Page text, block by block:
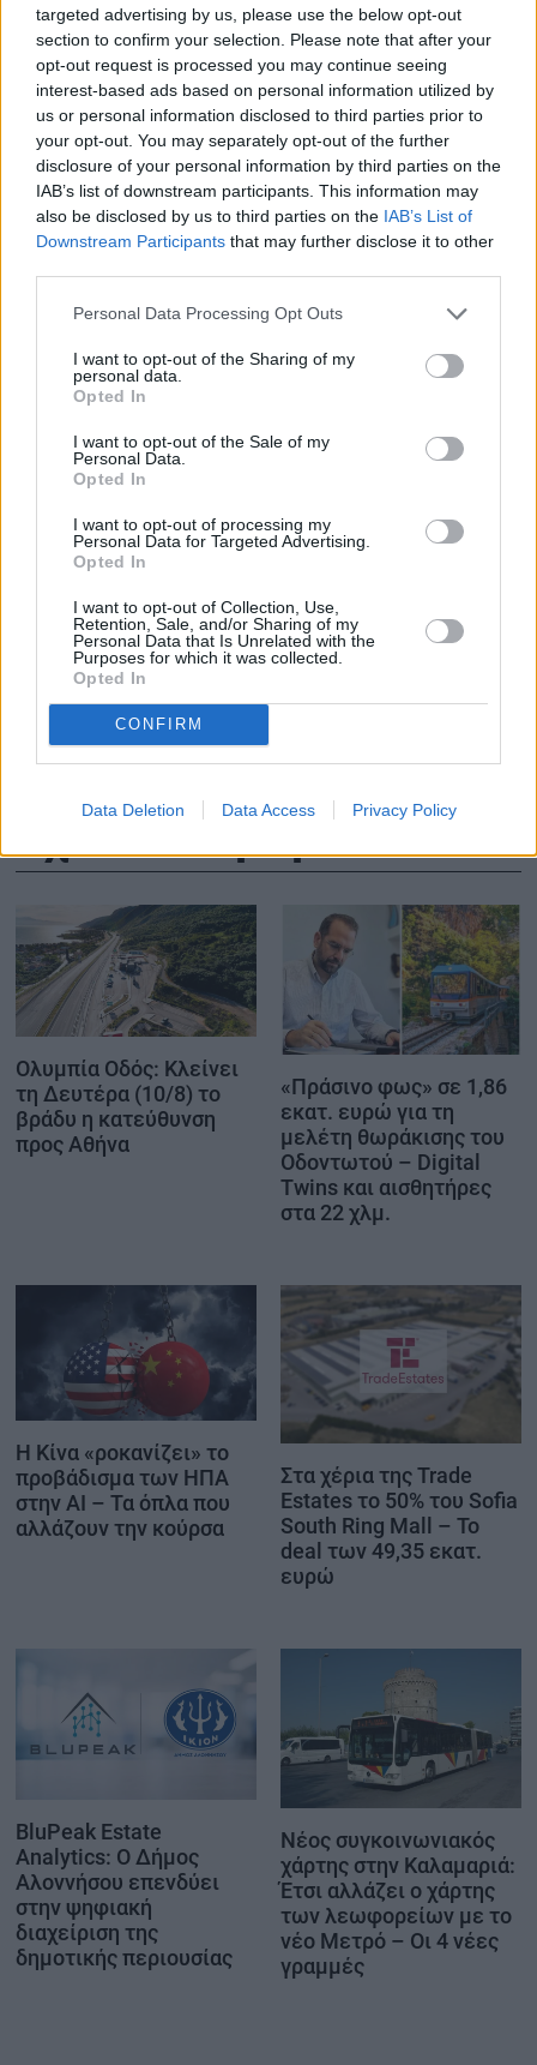
targeted advertising by us, please use the below opt-out
section to confirm your selection. Please note that after your
opt-out request is processed you may continue seeing
interest-based ads based on personal information utilized by
us or personal information disclosed to third parties prior to
your opt-out. You may separately opt-out of the further
disclosure of your personal information by third parties on the
IAB’s list of downstream participants. This information may
also be disclosed by us to third parties on the IAB’s List of
Downstream Participants that may further disclose it to other
Personal Data Processing Opt Outs
I want to opt-out of the Sharing of my
personal data.
Opted In
I want to opt-out of the Sale of my
Personal Data.
Opted In
I want to opt-out of processing my
Personal Data for Targeted Advertising.
Opted In
I want to opt-out of Collection, Use,
Retention, Sale, and/or Sharing of my
Personal Data that Is Unrelated with the
Purposes for which it was collected.
Opted In
CONFIRM
Data Deletion Data Access Privacy Policy
αρμόδιου υπουργείου ότι εδώ και πάνω από 5 χρόνια η
διαγωνιστική διαδικασία είναι στάσιμη.
TAGS
#Ζεύξη Σαλαμίνας - Περάματος
#Κυκλοφοριακό
#ΜΠΕ #ΥΠΕΝ
ΔΙΑΒΑΣΤΕ ΕΠΙΣΗΣ
«θωρακίζουν» την
Τηλεθέρμανση Κοζάνης
ενόψει χειμώνα με πλήρη
χρηματοδότηση από τη
Deloitte το
Σχετικά Άρθρα
Ολυμπία Οδός: Κλείνει
τη Δευτέρα (10/8) το
βράδυ η κατεύθυνση
προς Αθήνα
«Πράσινο φως» σε 1,86
εκατ. ευρώ για τη
μελέτη θωράκισης του
Οδοντωτού – Digital
Twins και αισθητήρες
στα 22 χλμ.
Η Κίνα «ροκανίζει» το
προβάδισμα των ΗΠΑ
στην AI – Τα όπλα που
αλλάζουν την κούρσα
Στα χέρια της Trade
Estates το 50% του Sofia
South Ring Mall – Το
deal των 49,35 εκατ.
ευρώ
BluPeak Estate
Analytics: Ο Δήμος
Αλοννήσου επενδύει
στην ψηφιακή
διαχείριση της
δημοτικής περιουσίας
Νέος συγκοινωνιακός
χάρτης στην Καλαμαριά:
Έτσι αλλάζει ο χάρτης
των λεωφορείων με το
νέο Μετρό – Οι 4 νέες
γραμμές